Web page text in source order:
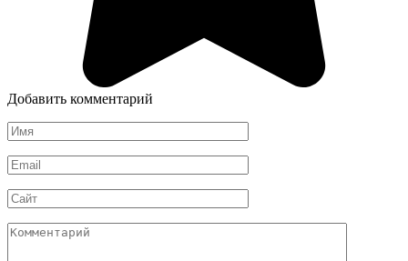
Добавить комментарий
Имя
*
Email
*
Сайт
Комментарий